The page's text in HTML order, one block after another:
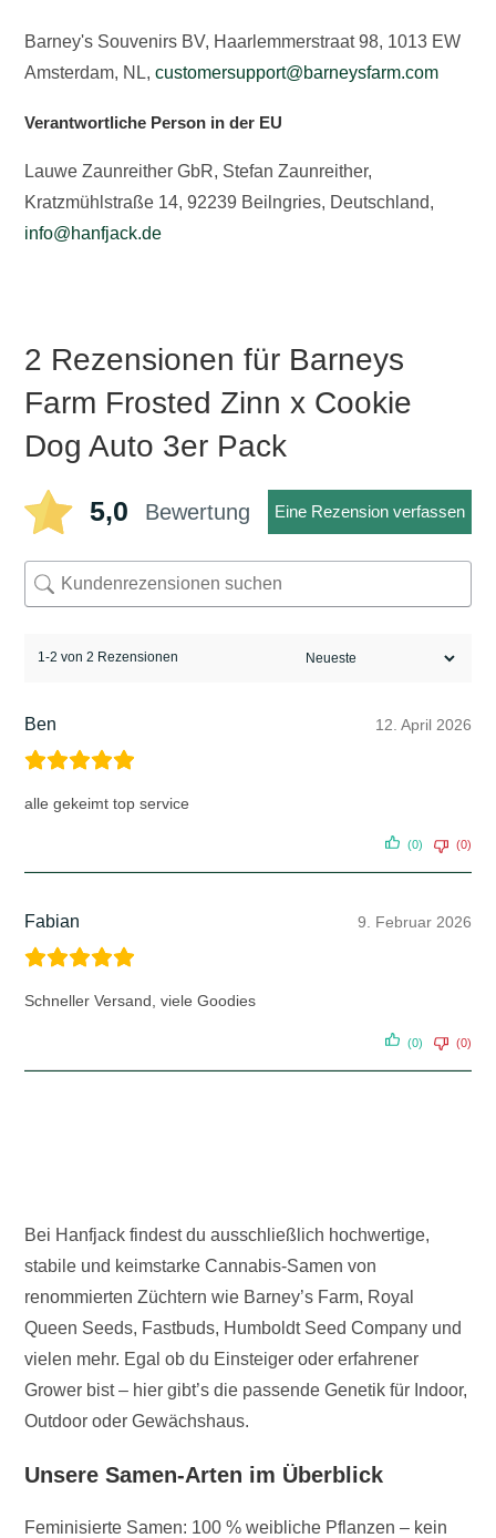
Barney's Souvenirs BV, Haarlemmerstraat 98, 1013 EW
Amsterdam, NL,customersupport@barneysfarm.com
Verantwortliche Person in der EU
Lauwe Zaunreither GbR, Stefan Zaunreither,
Kratzmühlstraße 14, 92239 Beilngries, Deutschland,
info@hanfjack.de
2 Rezensionen für Barneys
Farm Frosted Zinn x Cookie
Dog Auto 3er Pack
5,0 Bewertung Eine Rezension verfassen
1-2 von 2 Rezensionen
Ben 12. April 2026
alle gekeimt top service
(0) (0)
Fabian 9. Februar 2026
Schneller Versand, viele Goodies
(0) (0)
Bei Hanfjack findest du ausschließlich hochwertige,
stabile und keimstarke Cannabis-Samen von
renommierten Züchtern wie Barney’s Farm, Royal
Queen Seeds, Fastbuds, Humboldt Seed Company und
vielen mehr. Egal ob du Einsteiger oder erfahrener
Grower bist – hier gibt’s die passende Genetik für Indoor,
Outdoor oder Gewächshaus.
Unsere Samen-Arten im Überblick
Feminisierte Samen: 100 % weibliche Pflanzen – kein